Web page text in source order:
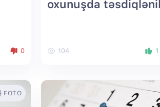
0
oxunuşda
104 1
FOTO